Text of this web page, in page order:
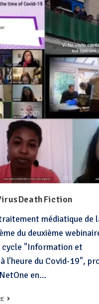
médiatique de
du deuxième
"Information et
l'heure du Covid-19",
en…